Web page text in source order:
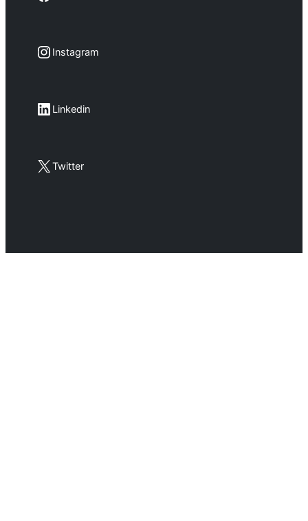
Instagram Instagram
LinkedIn Linkedin
X Twitter